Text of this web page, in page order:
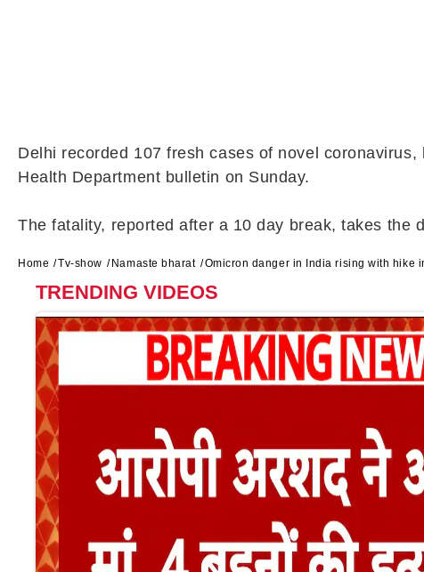
Delhi recorded 107 fresh cases of novel
Health Department bulletin on Sunday.
The fatality, reported after a 10 day break, takes the
Home Tv-show Namaste bharat Omicron danger in India rising with hike
TRENDING VIDEOS